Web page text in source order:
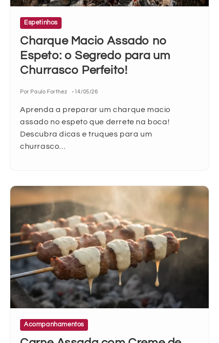
Espetinhos
Charque Macio Assado no
Espeto: o Segredo para um
Churrasco Perfeito!
Por Paulo Forthez 14/05/26
Aprenda a preparar um charque macio
assado no espeto que derrete na boca!
Descubra dicas e truques para um
churrasco…
Acompanhamentos